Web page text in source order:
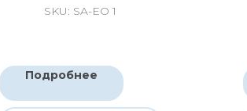
EO 1
SKU: SA-EO 1
Подробнее